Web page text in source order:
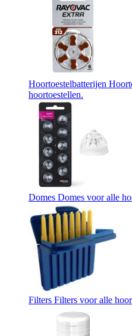
Hoortoestelbatterijen
hoortoestellen.
Domes Domes voor alle
Filters Filters voor alle